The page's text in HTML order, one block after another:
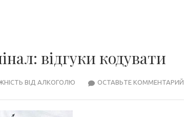
відгуки кодувати
ОСТАВЬТЕ КОММЕНТАРИЙ
ВІД АЛКОГОЛЮ